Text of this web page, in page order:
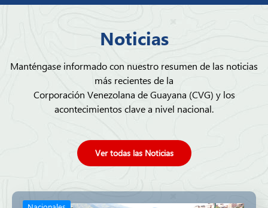
Noticias
Manténgase informado con nuestro resumen de las noticias
más recientes de la
Corporación Venezolana de Guayana (CVG) y los
acontecimientos clave a nivel nacional.
Ver todas las Noticias